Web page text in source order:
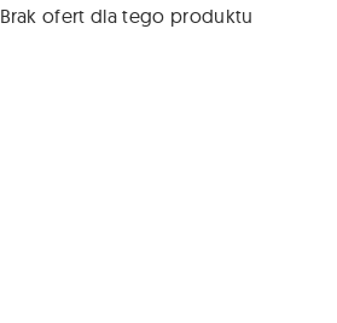
Brak ofert dla tego produktu